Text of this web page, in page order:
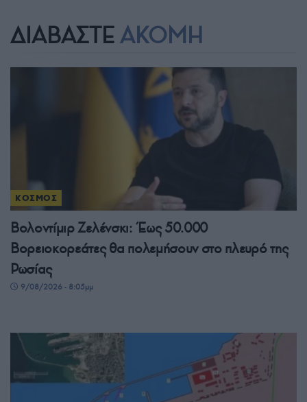
ΔΙΑΒΑΣΤΕ ΑΚΟΜΗ
ΚΟΣΜΟΣ
Βολοντίμιρ Ζελένσκι: Έως 50.000
Βορειοκορεάτες θα πολεμήσουν στο πλευρό της
Ρωσίας
9/08/2026 - 8:05μμ